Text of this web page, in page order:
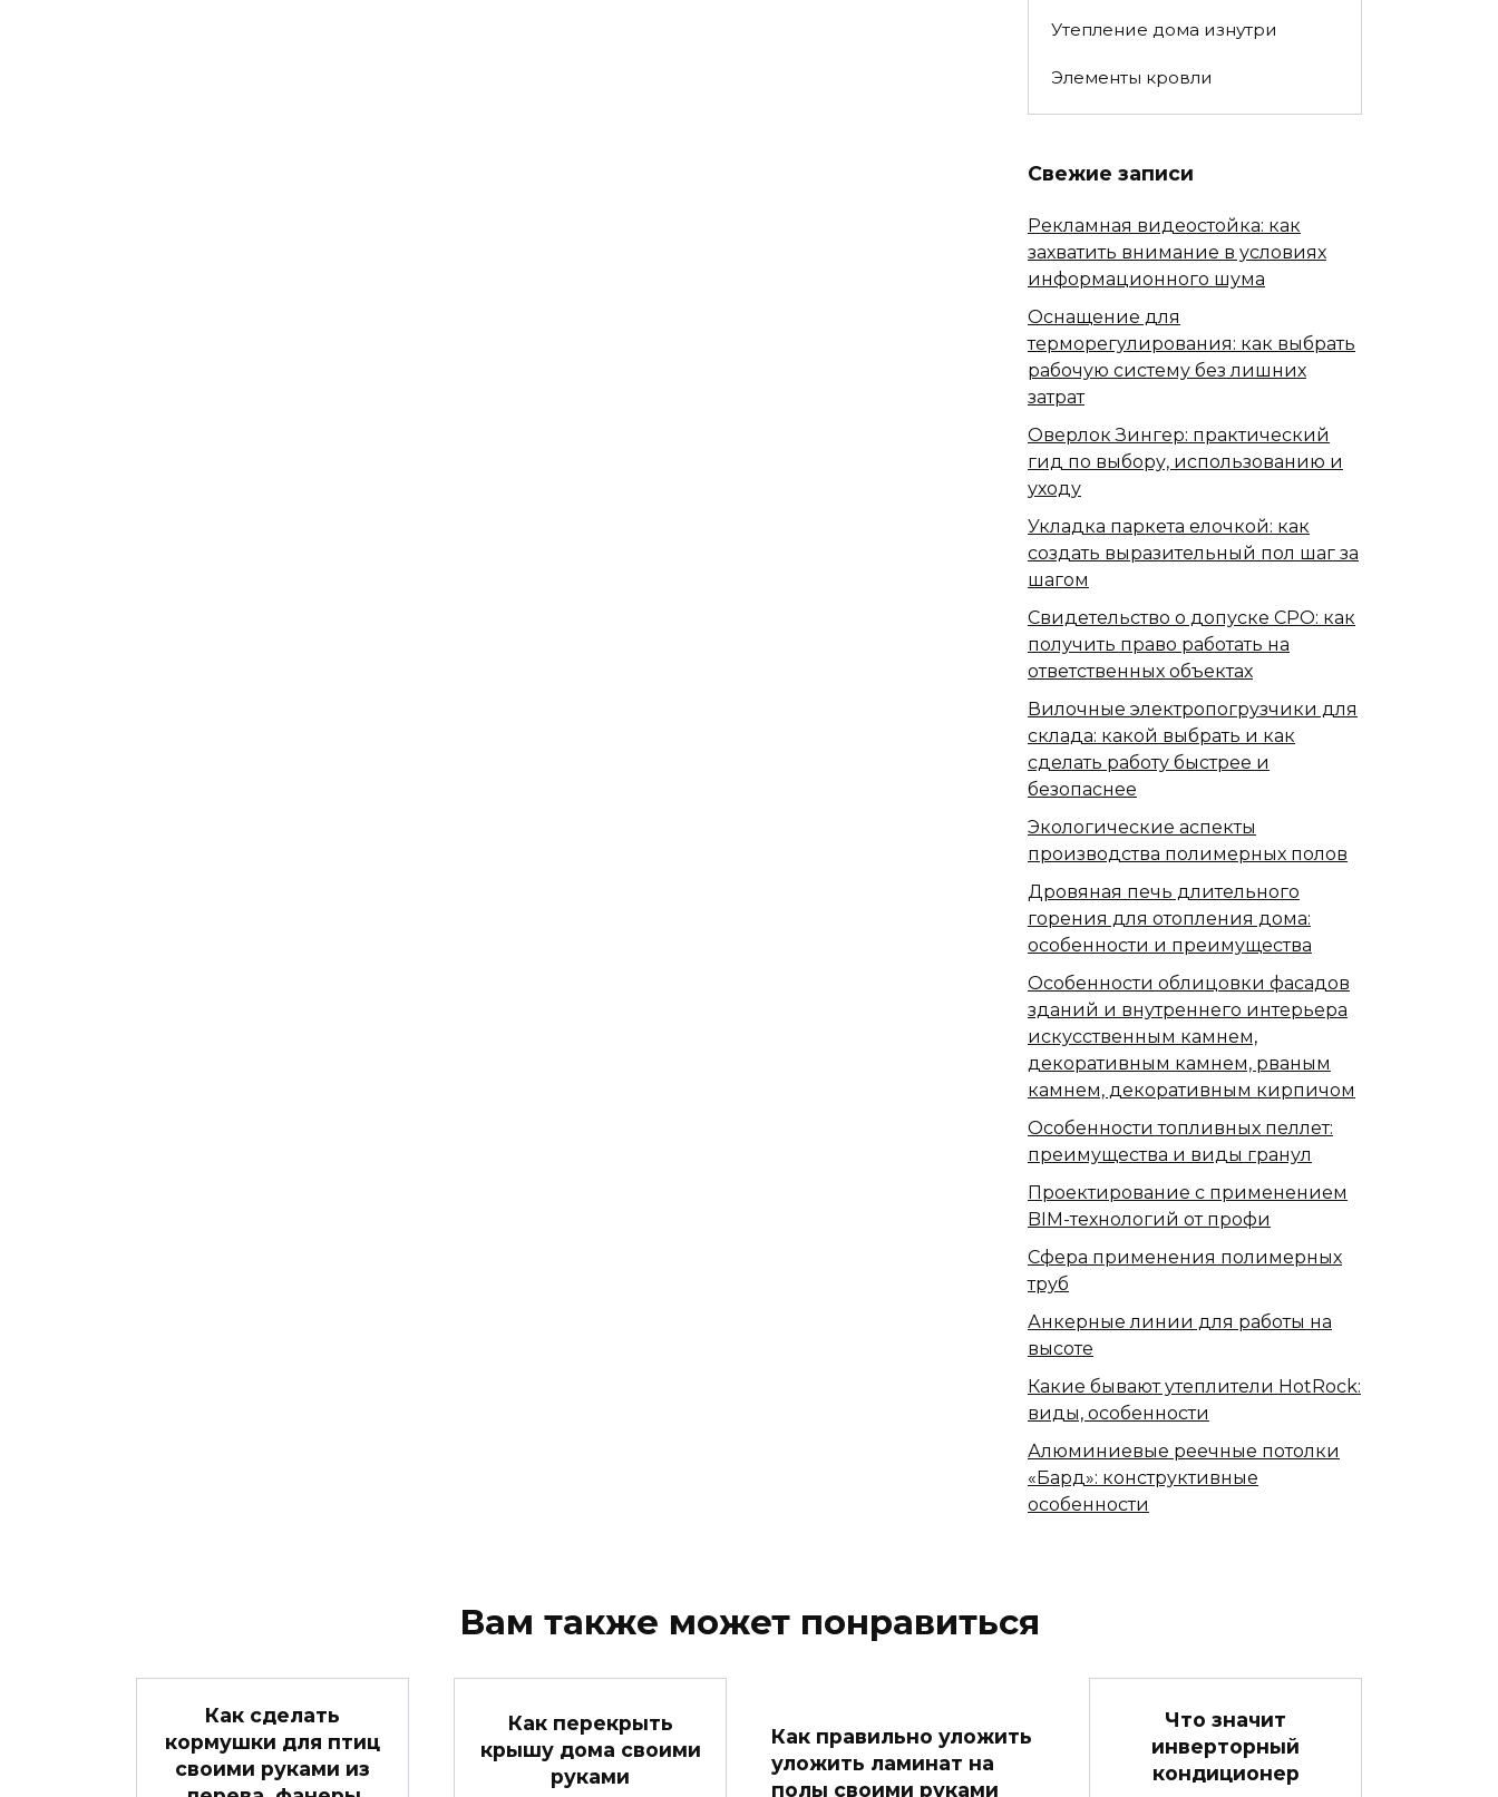
Утепление дома изнутри
Элементы кровли
Свежие записи
Рекламная видеостойка: как
захватить внимание в условиях
информационного шума
Оснащение для
терморегулирования: как выбрать
рабочую систему без лишних
затрат
Оверлок Зингер: практический
гид по выбору, использованию и
уходу
Укладка паркета елочкой: как
создать выразительный пол шаг за
шагом
Свидетельство о допуске СРО: как
получить право работать на
ответственных объектах
Вилочные электропогрузчики для
склада: какой выбрать и как
сделать работу быстрее и
безопаснее
Экологические аспекты
производства полимерных полов
Дровяная печь длительного
горения для отопления дома:
особенности и преимущества
Особенности облицовки фасадов
зданий и внутреннего интерьера
искусственным камнем,
декоративным камнем, рваным
камнем, декоративным кирпичом
Особенности топливных пеллет:
преимущества и виды гранул
Проектирование с применением
BIM-технологий от профи
Сфера применения полимерных
труб
Анкерные линии для работы на
высоте
Какие бывают утеплители HotRock:
виды, особенности
Алюминиевые реечные потолки
«Бард»: конструктивные
особенности
Вам также может понравиться
Как сделать
кормушки для птиц
своими руками из
Как перекрыть
крышу дома своими
руками
Как правильно уложить
уложить ламинат на
полы своими руками
Что значит
инверторный
кондиционер